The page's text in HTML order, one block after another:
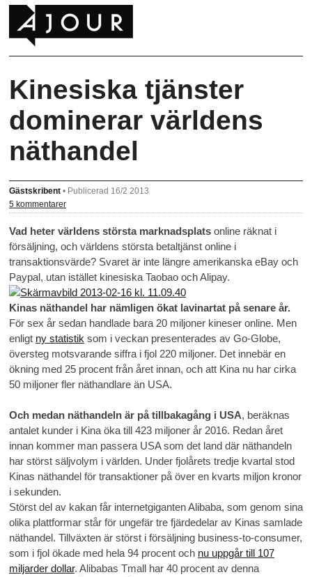
Kinesiska tjänster
dominerar världens
näthandel
Gästskribent • Publicerad 16/2 2013
5 kommentarer
Vad heter världens största marknadsplats online räknat i
försäljning, och världens största betaltjänst online i
transaktionsvärde? Svaret är inte längre amerikanska eBay och
Paypal, utan istället kinesiska Taobao och Alipay.
Kinas näthandel har nämligen ökat lavinartat på senare år.
För sex år sedan handlade bara 20 miljoner kineser online. Men
enligt ny statistik som i veckan presenterades av Go-Globe,
översteg motsvarande siffra i fjol 220 miljoner. Det innebär en
ökning med 25 procent från året innan, och att Kina nu har cirka
50 miljoner fler näthandlare än USA.
Och medan näthandeln är på tillbakagång i USA, beräknas
antalet kunder i Kina öka till 423 miljoner år 2016. Redan året
innan kommer man passera USA som det land där näthandeln
har störst säljvolym i världen. Under fjolårets tredje kvartal stod
Kinas näthandel för transaktioner på över en kvarts miljon kronor
i sekunden.
Störst del av kakan får internetgiganten Alibaba, som genom sina
olika plattformar står för ungefär tre fjärdedelar av Kinas samlade
näthandel. Tillväxten är störst i försäljning business-to-consumer,
som i fjol ökade med hela 94 procent och nu uppgår till 107
miljarder dollar. Alibabas Tmall har 40 procent av denna